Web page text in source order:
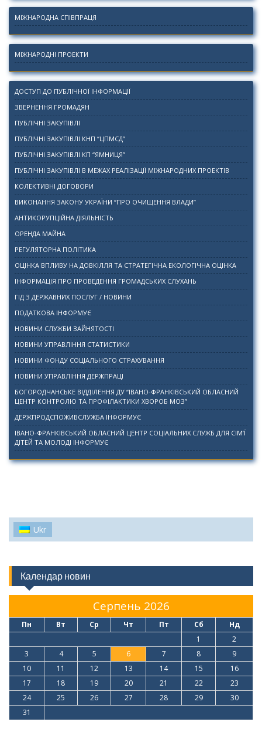
МІЖНАРОДНА СПІВПРАЦЯ
МІЖНАРОДНІ ПРОЕКТИ
ДОСТУП ДО ПУБЛІЧНОЇ ІНФОРМАЦІЇ
ЗВЕРНЕННЯ ГРОМАДЯН
ПУБЛІЧНІ ЗАКУПІВЛІ
ПУБЛІЧНІ ЗАКУПІВЛІ КНП “ЦПМСД”
ПУБЛІЧНІ ЗАКУПІВЛІ КП “ЯМНИЦЯ”
ПУБЛІЧНІ ЗАКУПІВЛІ В МЕЖАХ РЕАЛІЗАЦІЇ МІЖНАРОДНИХ ПРОЕКТІВ
КОЛЕКТИВНІ ДОГОВОРИ
ВИКОНАННЯ ЗАКОНУ УКРАЇНИ “ПРО ОЧИЩЕННЯ ВЛАДИ”
АНТИКОРУПЦІЙНА ДІЯЛЬНІСТЬ
ОРЕНДА МАЙНА
РЕГУЛЯТОРНА ПОЛІТИКА
ОЦІНКА ВПЛИВУ НА ДОВКІЛЛЯ ТА СТРАТЕГІЧНА ЕКОЛОГІЧНА ОЦІНКА
ІНФОРМАЦІЯ ПРО ПРОВЕДЕННЯ ГРОМАДСЬКИХ СЛУХАНЬ
ГІД З ДЕРЖАВНИХ ПОСЛУГ / НОВИНИ
ПОДАТКОВА ІНФОРМУЄ
НОВИНИ СЛУЖБИ ЗАЙНЯТОСТІ
НОВИНИ УПРАВЛІННЯ СТАТИСТИКИ
НОВИНИ ФОНДУ СОЦІАЛЬНОГО СТРАХУВАННЯ
НОВИНИ УПРАВЛІННЯ ДЕРЖПРАЦІ
БОГОРОДЧАНСЬКЕ ВІДДІЛЕННЯ ДУ “ІВАНО-ФРАНКІВСЬКИЙ ОБЛАСНИЙ
ЦЕНТР КОНТРОЛЮ ТА ПРОФІЛАКТИКИ ХВОРОБ МОЗ”
ДЕРЖПРОДСПОЖИВСЛУЖБА ІНФОРМУЄ
ІВАНО-ФРАНКІВСЬКИЙ ОБЛАСНИЙ ЦЕНТР СОЦІАЛЬНИХ СЛУЖБ ДЛЯ СІМ’Ї
ДІТЕЙ ТА МОЛОДІ ІНФОРМУЄ
Ukr
Календар новин
Серпень 2026
Пн Вт Ср Чт Пт Сб
Нд
1
2
3
4 5 6 7 8
9
10
11 12 13 14 15
16
17
18 19 20 21 22
23
24
25 26 27 28 29
30
31